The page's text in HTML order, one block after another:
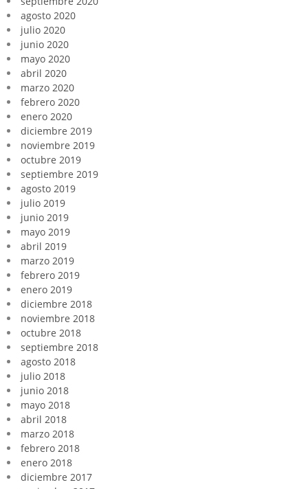
agosto 2020
julio 2020
junio 2020
mayo 2020
abril 2020
marzo 2020
febrero 2020
enero 2020
diciembre 2019
noviembre 2019
octubre 2019
septiembre 2019
agosto 2019
julio 2019
junio 2019
mayo 2019
abril 2019
marzo 2019
febrero 2019
enero 2019
diciembre 2018
noviembre 2018
octubre 2018
septiembre 2018
agosto 2018
julio 2018
junio 2018
mayo 2018
abril 2018
marzo 2018
febrero 2018
enero 2018
diciembre 2017